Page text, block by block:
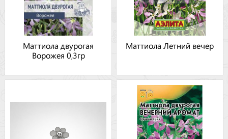
Маттиола двурогая
Ворожея 0,3гр
Маттиола Летний вечер